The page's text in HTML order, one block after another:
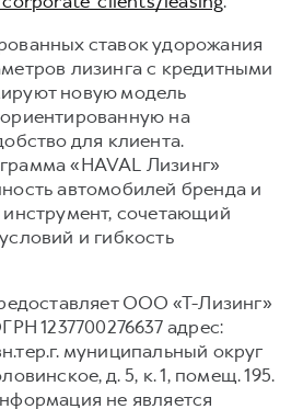
ставок удорожания
лизинга с кредитными
новую модель
на
для клиента.
«HAVAL Лизинг»
автомобилей бренда и
инструмент, сочетающий
и гибкость
ООО «Т-Лизинг»
1237700276637 адрес:
муниципальный округ
д. 5, к. 1, помещ. 195.
не является